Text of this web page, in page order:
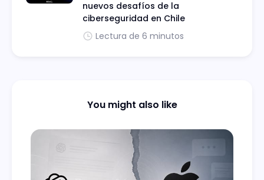
nuevos desafíos de la
ciberseguridad en Chile
Lectura de 6 minutos
You might also like